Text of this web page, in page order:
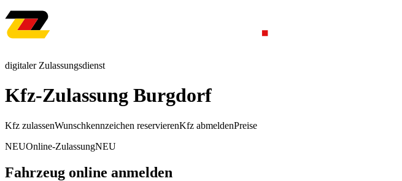
digitaler Zulassungsdienst
Kfz-Zulassung Burgdorf
Kfz zulassenWunschkennzeichen reservierenKfz abmeldenPreise
NEUOnline-ZulassungNEU
Fahrzeug online anmelden